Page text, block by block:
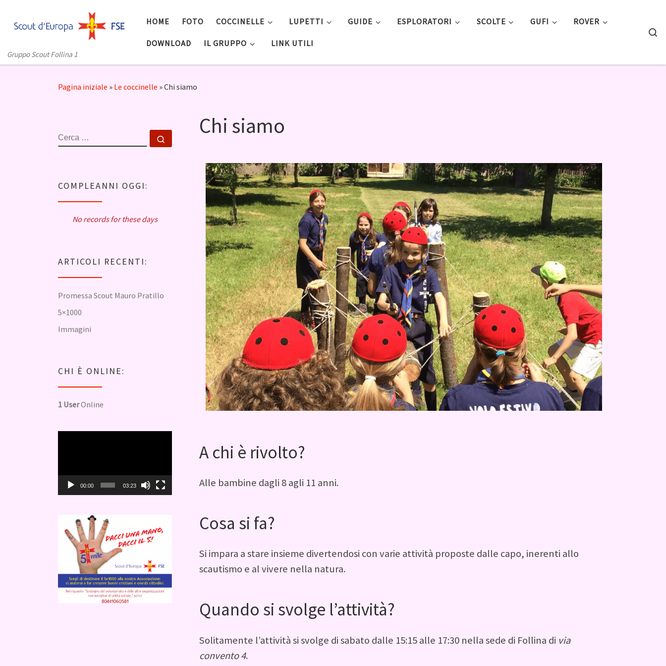
Gruppo Scout Follina 1
HOME FOTO COCCINELLE LUPETTI GUIDE ESPLORATORI SCOLTE GUFI ROVER
DOWNLOAD IL GRUPPO LINK UTILI
Pagina iniziale » Le coccinelle »Chi siamo
Chi siamo
A chi è rivolto?
Alle bambine dagli 8 agli 11 anni.
Cosa si fa?
Si impara a stare insieme divertendosi con varie attività proposte dalle capo, inerenti allo
scautismo e al vivere nella natura.
Quando si svolge l’attività?
Solitamente l’attività si svolge di sabato dalle 15:15 alle 17:30 nella sede di Follina di via
convento 4.
CERCA
COMPLEANNI OGGI:
No records for these days
ARTICOLI RECENTI:
Promessa Scout Mauro Pratillo
5×1000
Immagini
CHI È ONLINE:
1 UserOnline
00:00 03:23